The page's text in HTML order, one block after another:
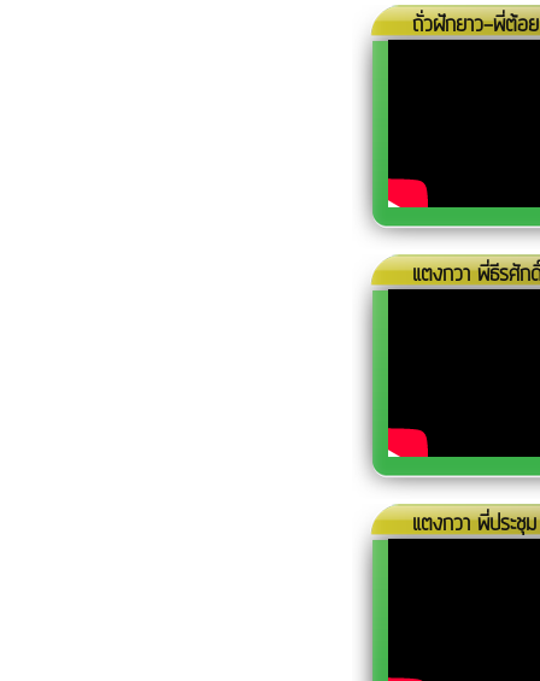
ถั่วฝักยาว-พี่ต้อย
แตงกวา พี่ธีรศัก
แตงกวา พี่ประชุม